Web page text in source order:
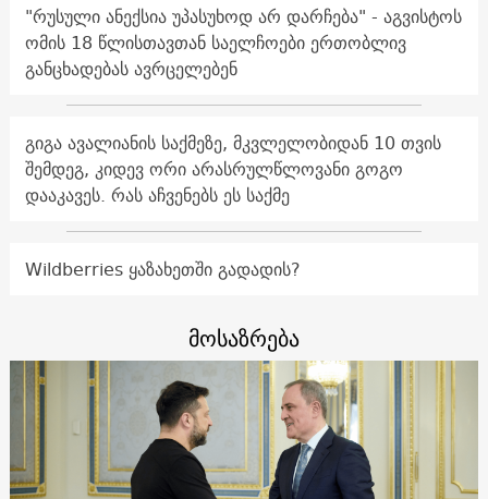
"რუსული ანექსია უპასუხოდ არ დარჩება" - აგვისტოს
ომის 18 წლისთავთან საელჩოები ერთობლივ
განცხადებას ავრცელებენ
გიგა ავალიანის საქმეზე, მკვლელობიდან 10 თვის
შემდეგ, კიდევ ორი არასრულწლოვანი გოგო
დააკავეს. რას აჩვენებს ეს საქმე
Wildberries ყაზახეთში გადადის?
მოსაზრება